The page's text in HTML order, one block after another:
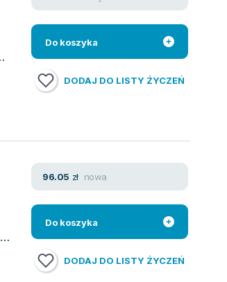
Do koszyka
DODAJ DO LISTY ŻYCZEŃ
96.05 zł nowa
Do koszyka
DODAJ DO LISTY ŻYCZEŃ